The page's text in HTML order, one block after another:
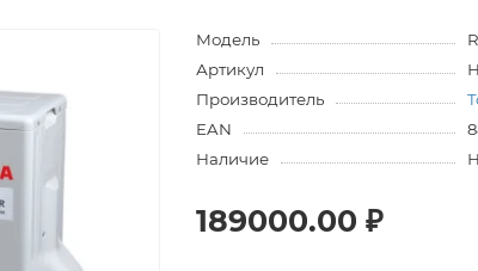
Модель
Артикул
Производитель
EAN
Наличие
189000.00 ₽